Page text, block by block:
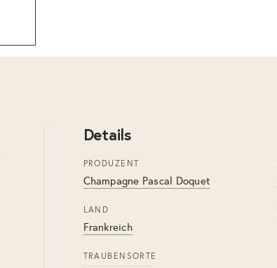
Details
PRODUZENT
Champagne Pascal Doquet
LAND
Frankreich
TRAUBENSORTE